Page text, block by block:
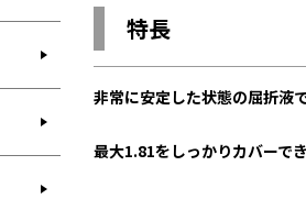
特長
非常に安定した状態の屈折液
最大1.81をしっかりカバーで